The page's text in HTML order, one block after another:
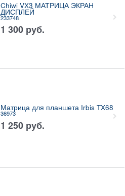
Chiwi VX3 МАТРИЦА ЭКРАН
ДИСПЛЕЙ
233748
1 300 руб.
Матрица для планшета Irbis TX68
36973
1 250 руб.